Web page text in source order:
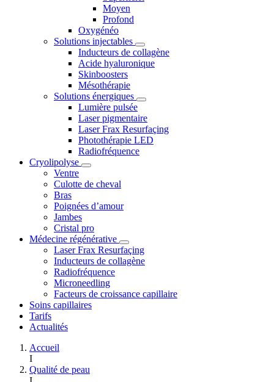
Moyen
Profond
Oxygénéo
Solutions injectables
Inducteurs de collagène
Acide hyaluronique
Skinboosters
Mésothérapie
Solutions énergiques
Lumière pulsée
Laser pigmentaire
Laser Frax Resurfaçing
Photothérapie LED
Radiofréquence
Cryolipolyse
Ventre
Culotte de cheval
Bras
Poignées d’amour
Jambes
Cristal pro
Médecine régénérative
Laser Frax Resurfaçing
Inducteurs de collagène
Radiofréquence
Microneedling
Facteurs de croissance capillaire
Soins capillaires
Tarifs
Actualités
Accueil
I
Qualité de peau